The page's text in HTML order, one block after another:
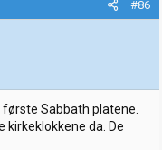
#86
Sabbath platene.
kirkeklokkene da. De